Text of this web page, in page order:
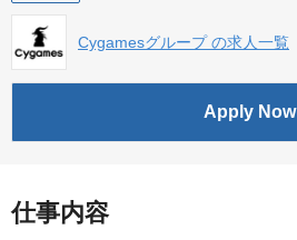
Cygamesグループ の求人一覧
Apply Now
仕事内容